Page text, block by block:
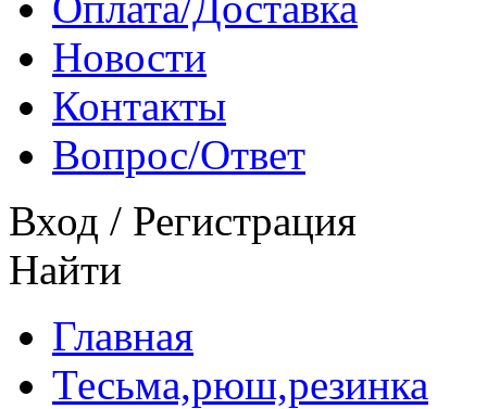
Новости
Контакты
Вопрос/Ответ
Вход / Регистрация
Найти
Главная
Тесьма,рюш,резинка